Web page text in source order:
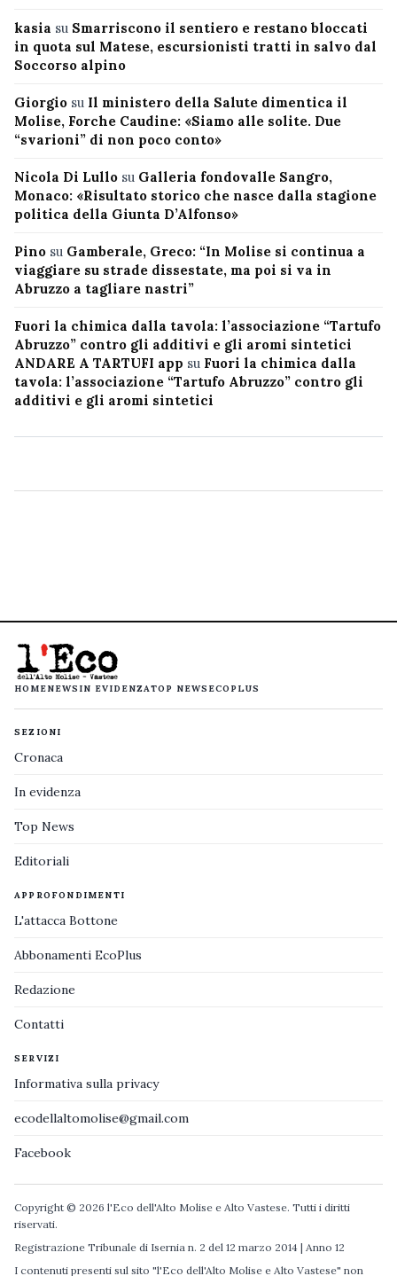
kasia su Smarriscono il sentiero e restano bloccati
in quota sul Matese, escursionisti tratti in salvo dal
Soccorso alpino
Giorgio su Il ministero della Salute dimentica il
Molise, Forche Caudine: «Siamo alle solite. Due
“svarioni” di non poco conto»
Nicola Di Lullo su Galleria fondovalle Sangro,
Monaco: «Risultato storico che nasce dalla stagione
politica della Giunta D’Alfonso»
Pino su Gamberale, Greco: “In Molise si continua a
viaggiare su strade dissestate, ma poi si va in
Abruzzo a tagliare nastri”
Fuori la chimica dalla tavola: l’associazione “Tartufo
Abruzzo” contro gli additivi e gli aromi sintetici
ANDARE A TARTUFI app su Fuori la chimica dalla
tavola: l’associazione “Tartufo Abruzzo” contro gli
additivi e gli aromi sintetici
HOMENEWS IN EVIDENZATOP NEWS ECOPLUS
SEZIONI
Cronaca
In evidenza
Top News
Editoriali
APPROFONDIMENTI
L'attacca Bottone
Abbonamenti EcoPlus
Redazione
Contatti
SERVIZI
Informativa sulla privacy
ecodellaltomolise@gmail.com
Facebook
Copyright © 2026 l'Eco dell'Alto Molise e Alto Vastese. Tutti i diritti
riservati.
Registrazione Tribunale di Isernia n. 2 del 12 marzo 2014 | Anno 12
I contenuti presenti sul sito "l'Eco dell'Alto Molise e Alto Vastese" non